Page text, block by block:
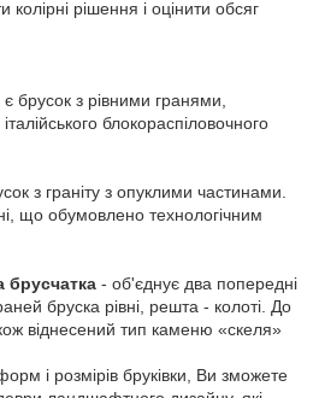
рішення і оцінити обсяг
брусок з рівними гранями,
блокораспіловочного
з граніту з опуклими частинами.
що обумовлено технологічним
брусчатка - об'єднує два попередні
бруска рівні, решта - колоті. До
віднесений тип каменю «скеля»
і розмірів бруківки, Ви зможете